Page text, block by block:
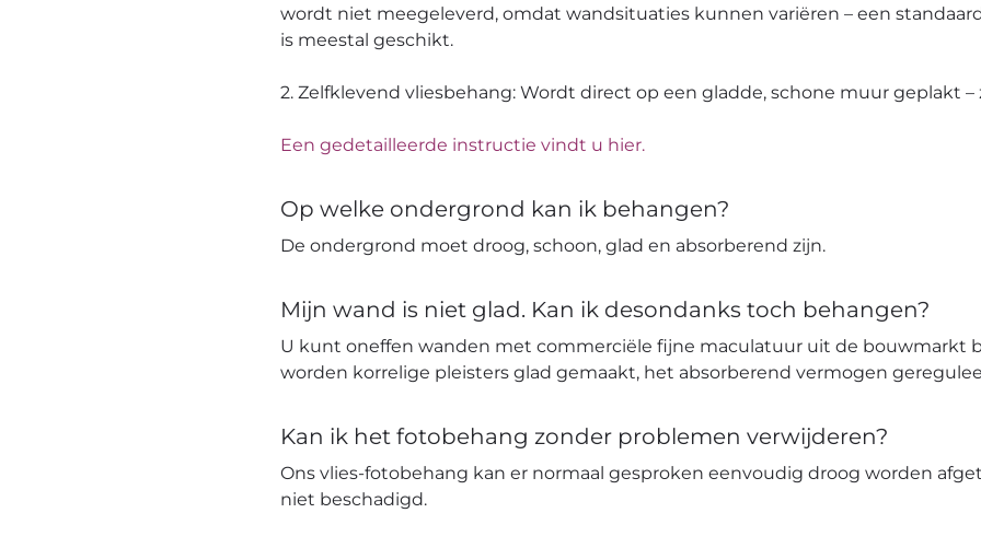
wordt niet meegeleverd, omdat wandsituaties kunnen variëren – een
is meestal geschikt.
2. Zelfklevend vliesbehang: Wordt direct op een gladde, schone muur geplakt –
Een gedetailleerde instructie vindt u hier.
Op welke ondergrond kan ik behangen?
De ondergrond moet droog, schoon, glad en absorberend zijn.
Mijn wand is niet glad. Kan ik desondanks toch behangen?
U kunt oneffen wanden met commerciële fijne maculatuur uit de bouwmarkt
worden korrelige pleisters glad gemaakt, het absorberend vermogen
Kan ik het fotobehang zonder problemen verwijderen?
Ons vlies-fotobehang kan er normaal gesproken eenvoudig droog worden
niet beschadigd.